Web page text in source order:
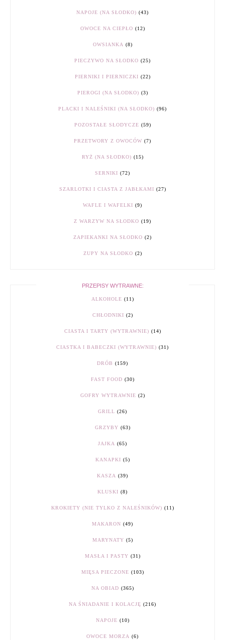
NAPOJE (NA SŁODKO) (43)
OWOCE NA CIEPŁO (12)
OWSIANKA (8)
PIECZYWO NA SŁODKO (25)
PIERNIKI I PIERNICZKI (22)
PIEROGI (NA SŁODKO) (3)
PLACKI I NALEŚNIKI (NA SŁODKO) (96)
POZOSTAŁE SŁODYCZE (59)
PRZETWORY Z OWOCÓW (7)
RYŻ (NA SŁODKO) (15)
SERNIKI (72)
SZARLOTKI I CIASTA Z JABŁKAMI (27)
WAFLE I WAFELKI (9)
Z WARZYW NA SŁODKO (19)
ZAPIEKANKI NA SŁODKO (2)
ZUPY NA SŁODKO (2)
PRZEPISY WYTRAWNE:
ALKOHOLE (11)
CHŁODNIKI (2)
CIASTA I TARTY (WYTRAWNIE) (14)
CIASTKA I BABECZKI (WYTRAWNIE) (31)
DRÓB (159)
FAST FOOD (30)
GOFRY WYTRAWNIE (2)
GRILL (26)
GRZYBY (63)
JAJKA (65)
KANAPKI (5)
KASZA (39)
KLUSKI (8)
KROKIETY (NIE TYLKO Z NALEŚNIKÓW) (11)
MAKARON (49)
MARYNATY (5)
MASŁA I PASTY (31)
MIĘSA PIECZONE (103)
NA OBIAD (365)
NA ŚNIADANIE I KOLACJĘ (216)
NAPOJE (10)
OWOCE MORZA (6)